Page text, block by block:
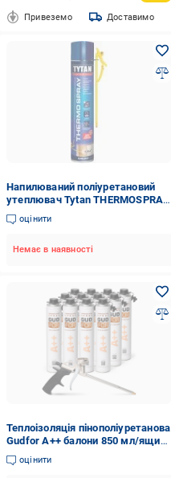
Привеземо Доставимо
Напилюваний поліуретановий
утеплювач Tytan THERMOSPRAY
800 мл
оцінити
Немає в наявності
Теплоізоляція пінополіуретанова
Gudfor A++ балони 850 мл/ящик
12 штук
оцінити